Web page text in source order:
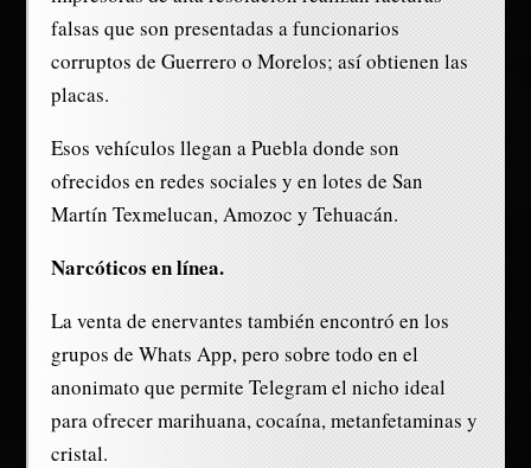
falsas que son presentadas a funcionarios
corruptos de Guerrero o Morelos; así obtienen las
placas.
Esos vehículos llegan a Puebla donde son
ofrecidos en redes sociales y en lotes de San
Martín Texmelucan, Amozoc y Tehuacán.
Narcóticos en línea.
La venta de enervantes también encontró en los
grupos de Whats App, pero sobre todo en el
anonimato que permite Telegram el nicho ideal
para ofrecer marihuana, cocaína, metanfetaminas y
cristal.